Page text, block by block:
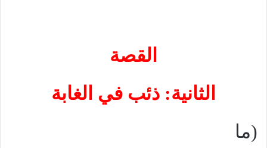
القصة
الثانية: ذئب في الغابة
(ما